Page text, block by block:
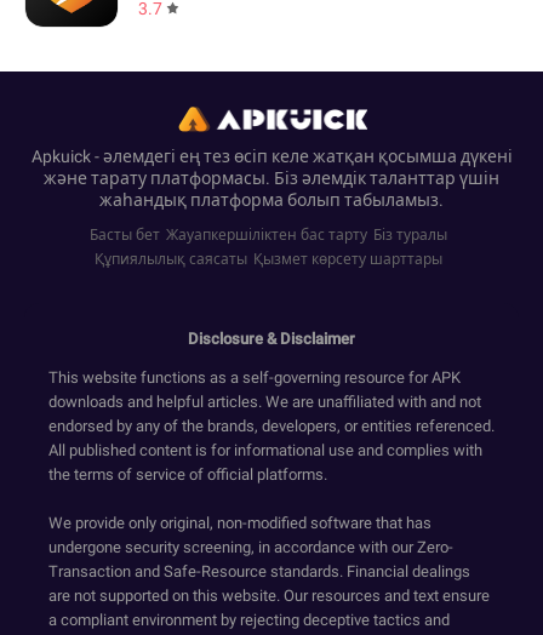
3.7
Apkuick - әлемдегі ең тез өсіп келе жатқан қосымша дүкені
және тарату платформасы. Біз әлемдік таланттар үшін
жаһандық платформа болып табыламыз.
Басты бет Жауапкершіліктен бас тарту Біз туралы
Құпиялылық саясаты Қызмет көрсету шарттары
Disclosure & Disclaimer
This website functions as a self-governing resource for APK
downloads and helpful articles. We are unaffiliated with and not
endorsed by any of the brands, developers, or entities referenced.
All published content is for informational use and complies with
the terms of service of official platforms.
We provide only original, non-modified software that has
undergone security screening, in accordance with our Zero-
Transaction and Safe-Resource standards. Financial dealings
are not supported on this website. Our resources and text ensure
a compliant environment by rejecting deceptive tactics and